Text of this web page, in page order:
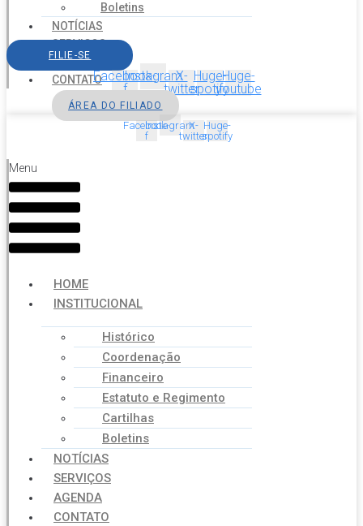
Boletins
NOTÍCIAS
SERVIÇOS
AGENDA
CONTATO
FILIE-SE
Facebook-
f
InstagramX-
twitter
Huge-
spotify
Huge-
youtube
ÁREA DO FILIADO
Facebook-
f
InstagramX-
twitter
Huge-
spotify
Menu
HOME
INSTITUCIONAL
Histórico
Coordenação
Financeiro
Estatuto e Regimento
Cartilhas
Boletins
NOTÍCIAS
SERVIÇOS
AGENDA
CONTATO